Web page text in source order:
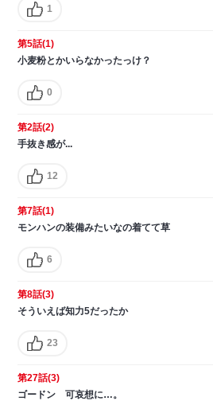
1
第5話(1)
小麦粉とかいらなかったっけ？
0
第2話(2)
手抜き感が...
12
第7話(1)
モンハンの装備みたいなの着てて草
6
第8話(3)
そういえば知力5だったか
23
第27話(3)
ゴードン 可哀想に…。